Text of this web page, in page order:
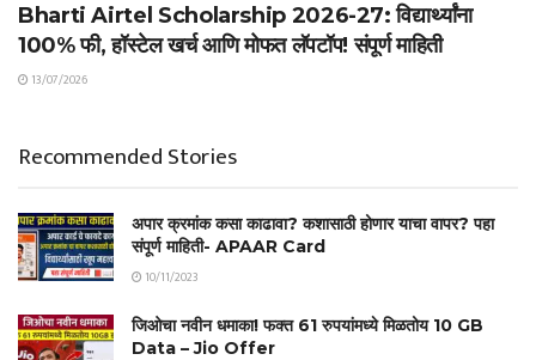
Bharti Airtel Scholarship 2026-27: विद्यार्थ्यांना
100% फी, हॉस्टेल खर्च आणि मोफत लॅपटॉप! संपूर्ण माहिती
13/07/2026
Recommended Stories
अपार क्रमांक कसा काढावा? कशासाठी होणार याचा वापर? पहा
संपूर्ण माहिती- APAAR Card
10/11/2023
जिओचा नवीन धमाका! फक्त 61 रुपयांमध्ये मिळतोय 10 GB
Data – Jio Offer